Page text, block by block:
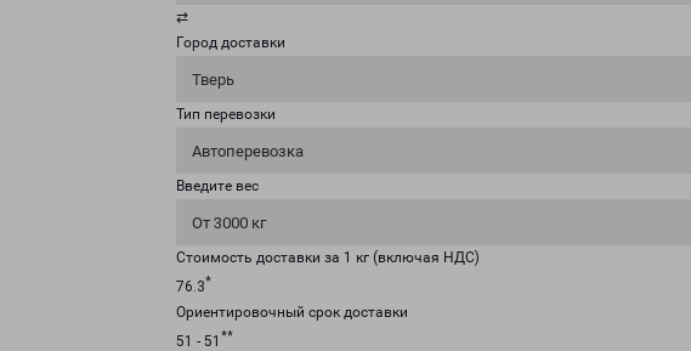
⇄
Город доставки
Тверь
Тип перевозки
Автоперевозка
Введите вес
От 3000 кг
Стоимость доставки за 1 кг (включая НДС)
76.3*
Ориентировочный срок доставки
51 - 51 **